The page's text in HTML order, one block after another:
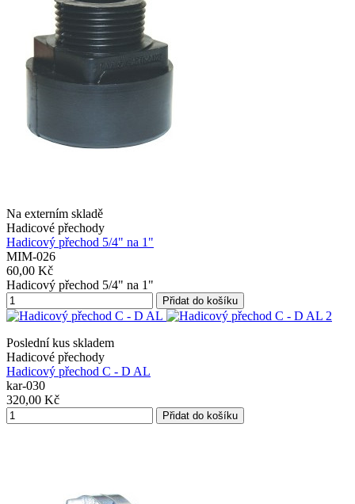
Na externím skladě
Hadicové přechody
Hadicový přechod 5/4" na 1"
MIM-026
60,00 Kč
Hadicový přechod 5/4" na 1"
Přidat do košíku
Poslední kus skladem
Hadicové přechody
Hadicový přechod C - D AL
kar-030
320,00 Kč
Přidat do košíku